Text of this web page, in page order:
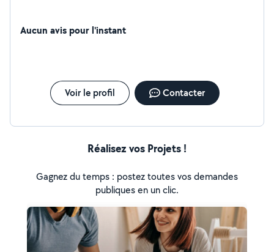
Aucun avis pour l'instant
Voir le profil Contacter
Réalisez vos Projets !
Gagnez du temps : postez toutes vos demandes
publiques en un clic.